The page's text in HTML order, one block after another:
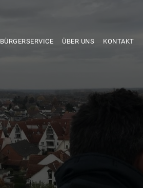
BÜRGERSERVICE ÜBER UNS KONTAKT